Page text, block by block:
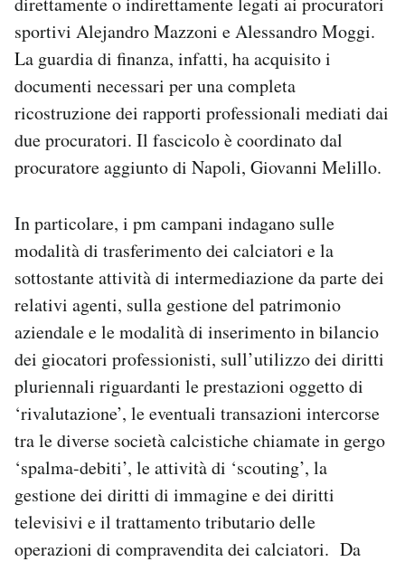
sportivi Alejandro Mazzoni e Alessandro Moggi.
La guardia di finanza, infatti, ha acquisito i
documenti necessari per una completa
ricostruzione dei rapporti professionali mediati dai
due procuratori. Il fascicolo è coordinato dal
procuratore aggiunto di Napoli, Giovanni Melillo.
In particolare, i pm campani indagano sulle
modalità di trasferimento dei calciatori e la
sottostante attività di intermediazione da parte dei
relativi agenti, sulla gestione del patrimonio
aziendale e le modalità di inserimento in bilancio
dei giocatori professionisti, sull’utilizzo dei diritti
pluriennali riguardanti le prestazioni oggetto di
‘rivalutazione’, le eventuali transazioni intercorse
tra le diverse società calcistiche chiamate in gergo
‘spalma-debiti’, le attività di ‘scouting’, la
gestione dei diritti di immagine e dei diritti
televisivi e il trattamento tributario delle
operazioni di compravendita dei calciatori. Da